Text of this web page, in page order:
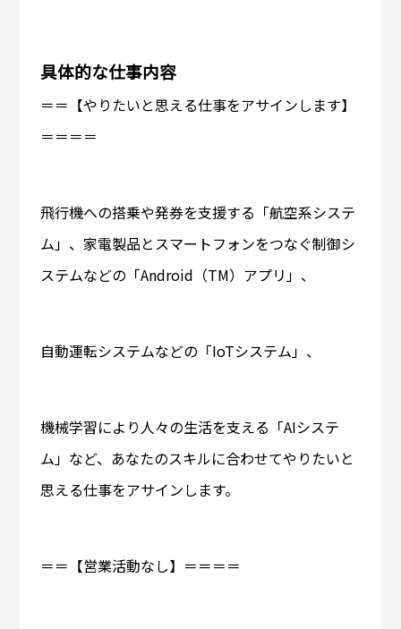
具体的な仕事内容
＝＝【やりたいと思える仕事をアサインします】
＝＝＝＝
飛行機への搭乗や発券を支援する「航空系システ
ム」、家電製品とスマートフォンをつなぐ制御シ
ステムなどの「Android（TM）アプリ」、
自動運転システムなどの「IoTシステム」、
機械学習により人々の生活を支える「AIシステ
ム」など、あなたのスキルに合わせてやりたいと
思える仕事をアサインします。
＝＝【営業活動なし】＝＝＝＝